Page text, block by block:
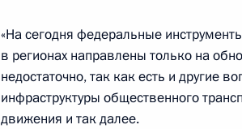
13 июля, понедельник
Мария Львова-Белова приняла
Постоянного представительства
«На сегодня федеральные
в регионах направлены только на
недостаточно, так как есть и другие
инфраструктуры общественного
движения и так далее.